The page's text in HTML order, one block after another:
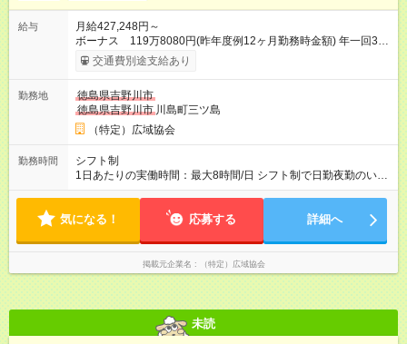
給与
月給427,248円～
ボーナス 119万8080円(昨年度例12ヶ月勤務時金額) 年一回3月
末日 支給 月給×12ヶ月+賞与=年収 ・昇給あり ・賃金は月末締
切、翌月25日支払い 【試用期間】試用期間あり 試用期間の長
す。 雇用形態：本採用時と同じです。 給与：月給 412,800円以
上
交通費別途支給あり
勤務地
徳島県吉野川市
徳島県吉野川市 川島町三ツ島
（特定）広域協会
勤務時間
シフト制
1日あたりの実働時間：最大8時間/日 シフト制で日勤夜勤のいず
れにも入っていただきます 週4日勤務 (週に夜勤2回) 就業時間
8:00(実働8時間+待機休憩6時間) ※適宜勤務時間の変動あ
気になる！ 応募する 詳細へ
掲載元企業名 （特定）広域協会
未読